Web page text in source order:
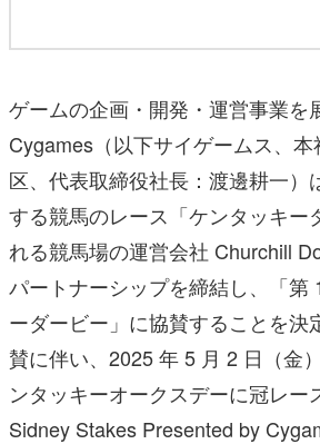
ゲームの企画・開発・運営事業を
Cygames（以下サイゲームス、
区、代表取締役社長：渡邊耕一）
する競馬のレース「ケンタッキー
れる競馬場の運営会社 Churchill
パートナーシップを締結し、「第
ーダービー」に協賛することを決
賛に伴い、2025 年 5 月 2 日（金
ンタッキーオークスデーに冠レー
Sidney Stakes Presented by